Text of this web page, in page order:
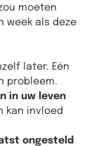
moeten
week als deze
later. Eén
probleem.
in uw leven
kan invloed
ongesteld